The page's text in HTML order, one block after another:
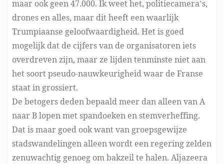
maar ook geen 47.000. Ik weet het, politiecamera’s,
drones en alles, maar dit heeft een waarlijk
Trumpiaanse geloofwaardigheid. Het is goed
mogelijk dat de cijfers van de organisatoren iets
overdreven zijn, maar ze lijden tenminste niet aan
het soort pseudo-nauwkeurigheid waar de Franse
staat in grossiert.
De betogers deden bepaald meer dan alleen van A
naar B lopen met spandoeken en stemverheffing.
Dat is maar goed ook want van groepsgewijze
stadswandelingen alleen wordt een regering zelden
zenuwachtig genoeg om bakzeil te halen. Aljazeera